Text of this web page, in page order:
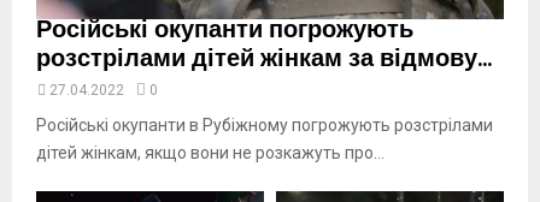
Російські окупанти погрожують
розстрілами дітей жінкам за відмову...
27.04.2022 0
Російські окупанти в Рубіжному погрожують розстрілами
дітей жінкам, якщо вони не розкажуть про...